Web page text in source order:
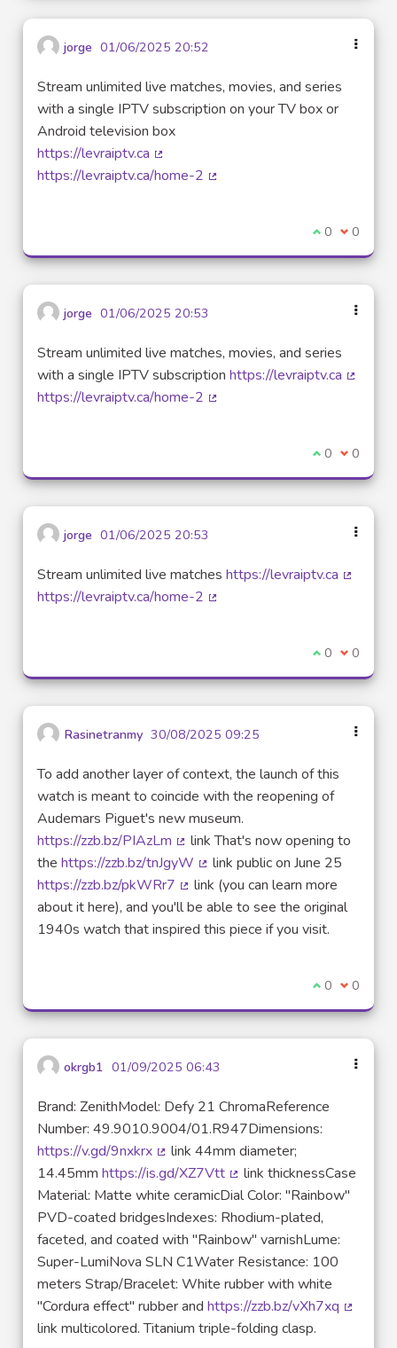
jorge 01/06/2025 20:52
Stream unlimited live matches, movies, and series
with a single IPTV subscription on your TV box or
Android television box
https://levraiptv.ca
(Lien externe)
https://levraiptv.ca/home-2
Je suis
0 Je ne
0
jorge 01/06/2025 20:53
Stream unlimited live matches, movies, and series
with a single IPTV subscription https://levraiptv.ca
https://levraiptv.ca/home-2
Je suis
0 Je ne
0
jorge 01/06/2025 20:53
Stream unlimited live matches https://levraiptv.ca
https://levraiptv.ca/home-2
Je suis
0 Je ne
0
Rasinetranmy 30/08/2025 09:25
To add another layer of context, the launch of this
watch is meant to coincide with the reopening of
Audemars Piguet's new museum.
https://zzb.bz/PIAzLm
(Lien externe)
link That's now opening to
the https://zzb.bz/tnJgyW
(Lien externe)
link public on June 25
https://zzb.bz/pkWRr7
(Lien externe)
link (you can learn more
about it here), and you'll be able to see the original
1940s watch that inspired this piece if you visit.
Je suis
0 Je ne
0
okrgb1 01/09/2025 06:43
Brand: ZenithModel: Defy 21 ChromaReference
Number: 49.9010.9004/01.R947Dimensions:
https://v.gd/9nxkrx
(Lien externe)
link 44mm diameter;
14.45mm https://is.gd/XZ7Vtt
(Lien externe)
link thicknessCase
Material: Matte white ceramicDial Color: "Rainbow"
PVD-coated bridgesIndexes: Rhodium-plated,
faceted, and coated with "Rainbow" varnishLume:
Super-LumiNova SLN C1Water Resistance: 100
meters Strap/Bracelet: White rubber with white
"Cordura effect" rubber and https://zzb.bz/vXh7xq
link multicolored. Titanium triple-folding clasp.